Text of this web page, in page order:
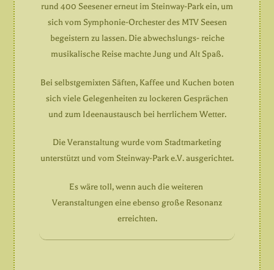
rund 400 Seesener erneut im Steinway-Park ein, um
sich vom Symphonie-Orchester des MTV Seesen
begeistern zu lassen. Die abwechslungs- reiche
musikalische Reise machte Jung und Alt Spaß.
Bei selbstgemixten Säften, Kaffee und Kuchen boten
sich viele Gelegenheiten zu lockeren Gesprächen
und zum Ideenaustausch bei herrlichem Wetter.
Die Veranstaltung wurde vom Stadtmarketing
unterstützt und vom Steinway-Park e.V. ausgerichtet.
Es wäre toll, wenn auch die weiteren
Veranstaltungen eine ebenso große Resonanz
erreichten.